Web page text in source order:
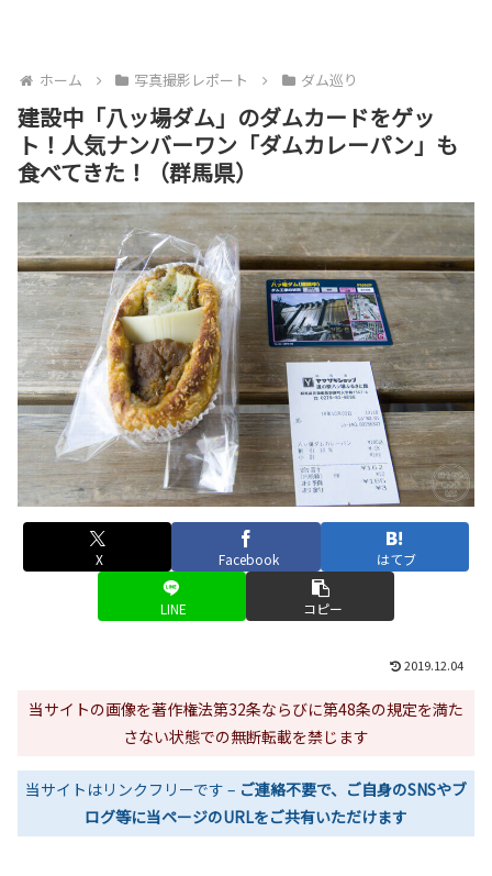
ホーム 写真撮影レポート ダム巡り
建設中「八ッ場ダム」のダムカードをゲッ
ト！人気ナンバーワン「ダムカレーパン」も
食べてきた！（群馬県）
X Facebook はてブ
LINE コピー
2019.12.04
当サイトの画像を著作権法第32条ならびに第48条の規定を満た
さない状態での無断転載を禁じます
当サイトはリンクフリーです – ご連絡不要で、ご自身のSNSやブ
ログ等に当ページのURLをご共有いただけます